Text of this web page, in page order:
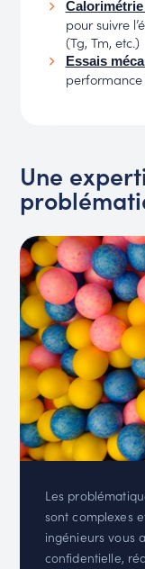
pour suivre
(Tg, Tm, etc.)
Essais
Une
Les
sont complexes
ingénieurs vous
confidentielle,